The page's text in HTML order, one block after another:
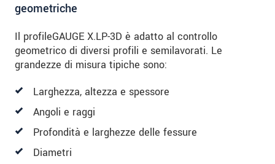
geometriche
Il profileGAUGE X.LP-3D è adatto al controllo
geometrico di diversi profili e semilavorati. Le
grandezze di misura tipiche sono:
Larghezza, altezza e spessore
Angoli e raggi
Profondità e larghezze delle fessure
Diametri